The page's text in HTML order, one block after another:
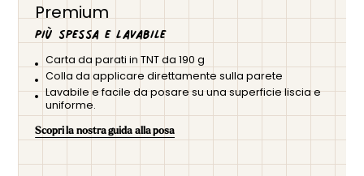
Premium
Più spessa e lavabile
Carta da parati in TNT da 190 g
Colla da applicare direttamente sulla parete
Lavabile e facile da posare su una superficie liscia e
uniforme.
Scopri la nostra guida alla posa